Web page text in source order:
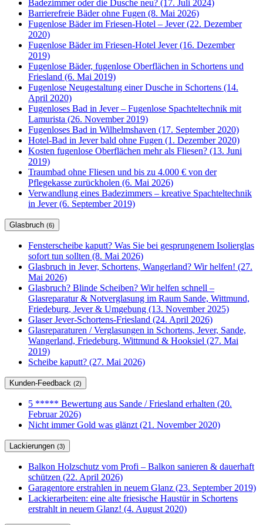
Badezimmer oder die Dusche neu? (17. Juli 2024)
Barrierefreie Bäder ohne Fugen (8. Mai 2026)
Fugenlose Bäder im Friesen-Hotel – Jever (22. Dezember
2020)
Fugenlose Bäder im Friesen-Hotel Jever (16. Dezember
2019)
Fugenlose Bäder, fugenlose Oberflächen in Schortens und
Friesland (6. Mai 2019)
Fugenlose Neugestaltung einer Dusche in Schortens (14.
April 2020)
Fugenloses Bad in Jever – Fugenlose Spachteltechnik mit
Lamurista (26. November 2019)
Fugenloses Bad in Wilhelmshaven (17. September 2020)
Hotel-Bad in Jever bald ohne Fugen (1. Dezember 2020)
Kosten fugenlose Oberflächen mehr als Fliesen? (13. Juni
2019)
Traumbad ohne Fliesen und bis zu 4.000 € von der
Pflegekasse zurückholen (6. Mai 2026)
Verwandlung eines Badezimmers – kreative Spachteltechnik
in Jever (6. September 2019)
Glasbruch (6)
Fensterscheibe kaputt? Was Sie bei gesprungenem Isolierglas
sofort tun sollten (8. Mai 2026)
Glasbruch in Jever, Schortens, Wangerland? Wir helfen! (27.
Mai 2026)
Glasbruch? Blinde Scheiben? Wir helfen schnell –
Glasreparatur & Notverglasung im Raum Sande, Wittmund,
Friedeburg, Jever & Umgebung (13. November 2025)
Glaser Jever-Schortens-Friesland (24. April 2026)
Glasreparaturen / Verglasungen in Schortens, Jever, Sande,
Wangerland, Friedeburg, Wittmund & Hooksiel (27. Mai
2019)
Scheibe kaputt? (27. Mai 2026)
Kunden-Feedback (2)
5 ***** Bewertung aus Sande / Friesland erhalten (20.
Februar 2026)
Nicht immer Gold was glänzt (21. November 2020)
Lackierungen (3)
Balkon Holzschutz vom Profi – Balkon sanieren & dauerhaft
schützen (22. April 2026)
Garagentore erstrahlen in neuem Glanz (23. September 2019)
Lackierarbeiten: eine alte friesische Haustür in Schortens
erstrahlt in neuem Glanz! (4. August 2020)